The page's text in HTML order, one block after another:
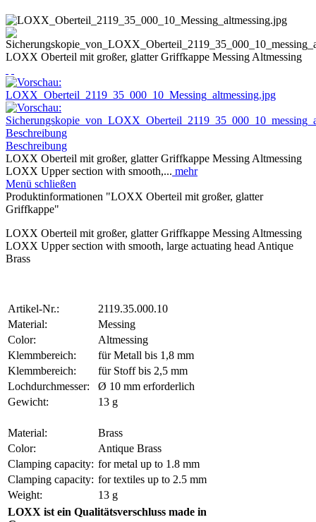
LOXX Oberteil mit großer, glatter Griffkappe Messing Altmessing
Beschreibung
Beschreibung
LOXX Oberteil mit großer, glatter Griffkappe Messing Altmessing
LOXX Upper section with smooth,... mehr
Menü schließen
Produktinformationen "LOXX Oberteil mit großer, glatter
Griffkappe"
LOXX Oberteil mit großer, glatter Griffkappe Messing Altmessing
LOXX Upper section with smooth, large actuating head Antique
Brass
Artikel-Nr.:
2119.35.000.10
Material:
Messing
Color:
Altmessing
Klemmbereich:
für Metall bis 1,8 mm
Klemmbereich:
für Stoff bis 2,5 mm
Lochdurchmesser:
Ø 10 mm erforderlich
Gewicht:
13 g
Material:
Brass
Color:
Antique Brass
Clamping capacity: for metal up to 1.8 mm
Clamping capacity: for textiles up to 2.5 mm
Weight:
13 g
LOXX ist ein Qualitätsverschluss made in